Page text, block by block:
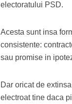
electoratului PSD.
Acesta sunt insa
consistente:
sau promise in
Dar oricat de
electroat tine daca